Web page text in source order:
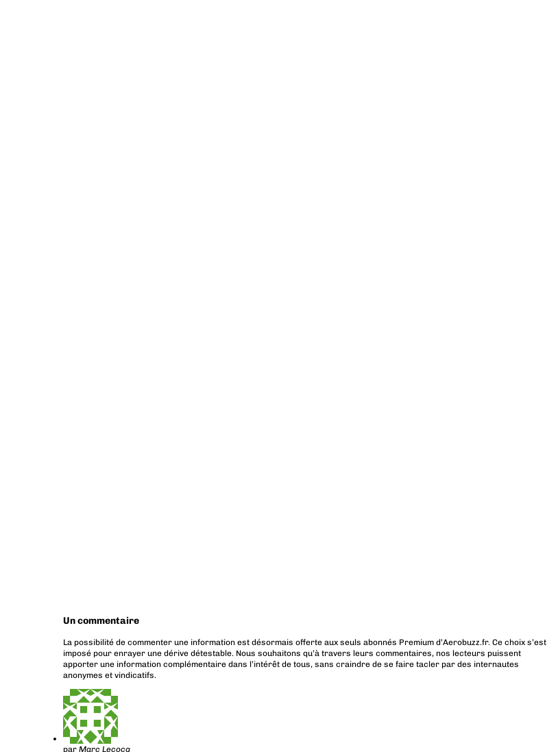
Un commentaire
La possibilité de commenter une information est désormais offerte aux seuls abonnés Premium d’Aerobuzz.fr. Ce choix s’est
imposé pour enrayer une dérive détestable. Nous souhaitons qu’à travers leurs commentaires, nos lecteurs puissent
apporter une information complémentaire dans l’intérêt de tous, sans craindre de se faire tacler par des internautes
anonymes et vindicatifs.
par Marc Lecocq